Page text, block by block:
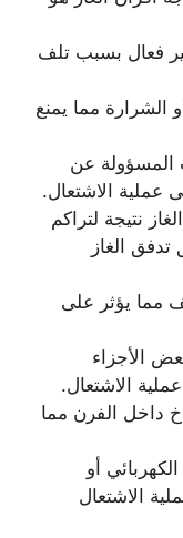
فعال بسبب تلف
مما يمنع
عن
عملية الاشتعال.
نتيجة لتراكم
الغاز
مما يؤثر على
الأجزاء
الاشتعال.
داخل الفرن مما
أو
الاشتعال